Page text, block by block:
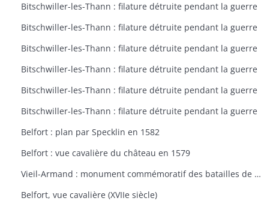
Bitschwiller-les-Thann : filature détruite pendant la guerre
Bitschwiller-les-Thann : filature détruite pendant la guerre
Bitschwiller-les-Thann : filature détruite pendant la guerre
Bitschwiller-les-Thann : filature détruite pendant la guerre
Bitschwiller-les-Thann : filature détruite pendant la guerre
Bitschwiller-les-Thann : filature détruite pendant la guerre
Belfort : plan par Specklin en 1582
Belfort : vue cavalière du château en 1579
Vieil-Armand : monument commémoratif des batailles de la 1ère guerre mondiale
Belfort, vue cavalière (XVIIe siècle)